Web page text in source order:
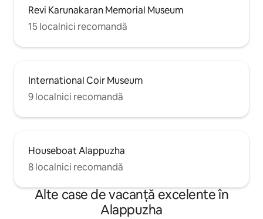
Revi Karunakaran Memorial Museum
15 localnici recomandă
International Coir Museum
9 localnici recomandă
Houseboat Alappuzha
8 localnici recomandă
Alte case de vacanță excelente în
Alappuzha